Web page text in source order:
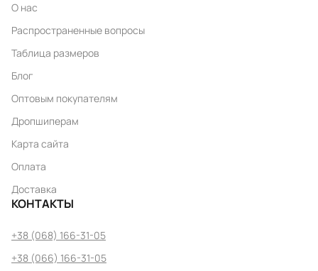
О нас
Распространенные вопросы
Таблица размеров
Блог
Оптовым покупателям
Дропшиперам
Карта сайта
Оплата
Доставка
КОНТАКТЫ
+38 (068) 166-31-05
+38 (066) 166-31-05